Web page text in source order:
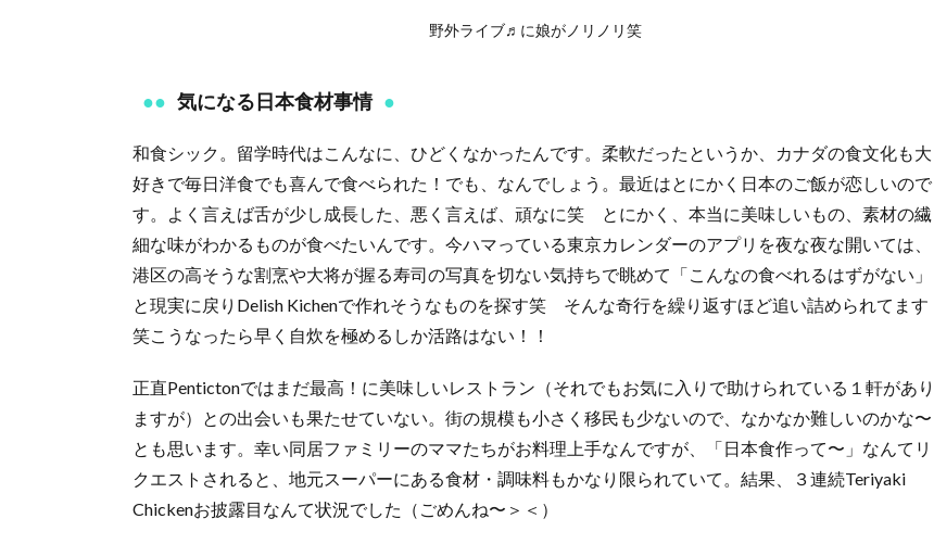
野外ライブ♬に娘がノリノリ笑
気になる日本食材事情
和食シック。留学時代はこんなに、ひどくなかったんです。柔軟だったというか、カナダの食文化も大
好きで毎日洋食でも喜んで食べられた！でも、なんでしょう。最近はとにかく日本のご飯が恋しいので
す。よく言えば舌が少し成長した、悪く言えば、頑なに笑 とにかく、本当に美味しいもの、素材の繊
細な味がわかるものが食べたいんです。今ハマっている東京カレンダーのアプリを夜な夜な開いては、
港区の高そうな割烹や大将が握る寿司の写真を切ない気持ちで眺めて「こんなの食べれるはずがない」
と現実に戻りDelish Kichenで作れそうなものを探す笑 そんな奇行を繰り返すほど追い詰められてます
笑こうなったら早く自炊を極めるしか活路はない！！
正直Pentictonではまだ最高！に美味しいレストラン（それでもお気に入りで助けられている１軒があり
ますが）との出会いも果たせていない。街の規模も小さく移民も少ないので、なかなか難しいのかな〜
とも思います。幸い同居ファミリーのママたちがお料理上手なんですが、「日本食作って〜」なんてリ
クエストされると、地元スーパーにある食材・調味料もかなり限られていて。結果、３連続Teriyaki
Chickenお披露目なんて状況でした（ごめんね〜＞＜）